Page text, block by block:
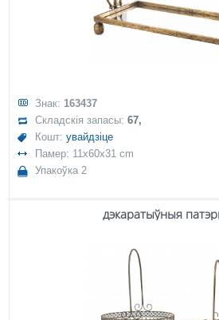
Знак: 163437
Складскія запасы:67,
Кошт:увайдзіце
Памер: 11x60x31 cm
Упакоўка 2
дэкаратыўныя